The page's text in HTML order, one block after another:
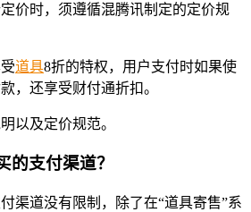
价时，须遵循混腾讯制定的定价规
道具8折的特权，用户支付时如果使
，还享受财付通折扣。
以及定价规范。
的支付渠道？
渠道没有限制，除了在“道具寄售”系